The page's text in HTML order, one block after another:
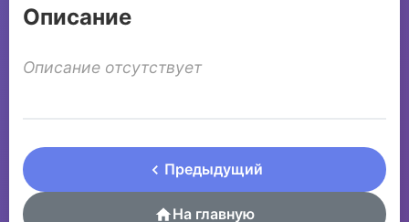
Описание
Описание отсутствует
Предыдущий
На главную